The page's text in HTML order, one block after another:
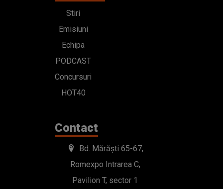
Stiri
Emisiuni
Echipa
PODCAST
Concursuri
HOT40
Contact
Bd. Mărăști 65-67,
Romexpo Intrarea C,
Pavilion T, sector 1